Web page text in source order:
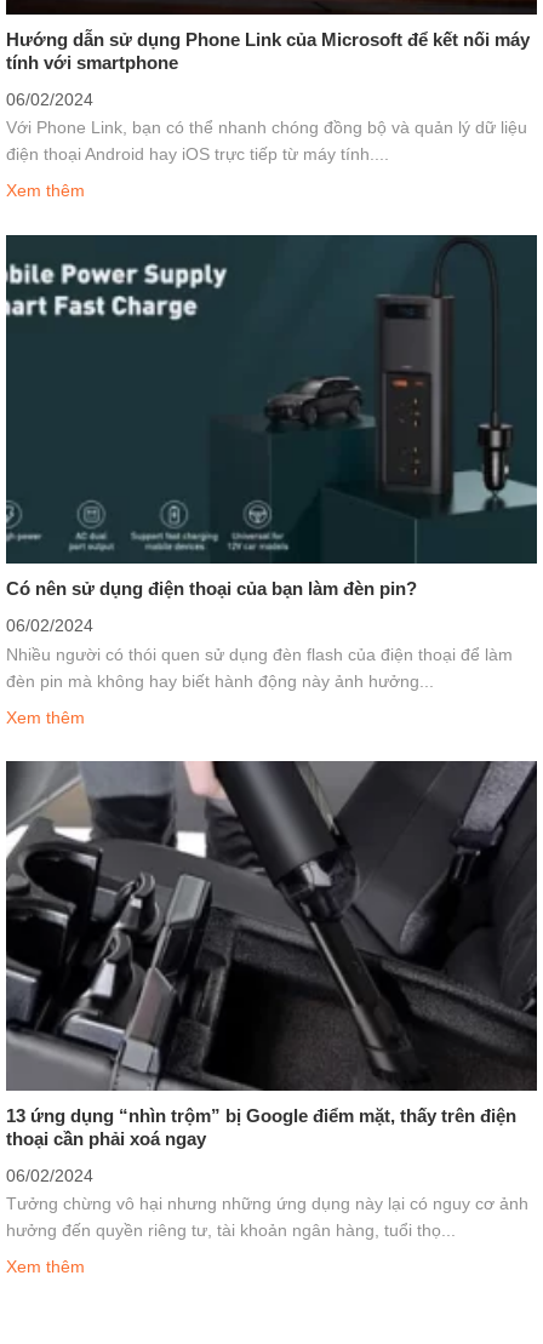
Hướng dẫn sử dụng Phone Link của Microsoft để kết nối máy
tính với smartphone
06/02/2024
Với Phone Link, bạn có thể nhanh chóng đồng bộ và quản lý dữ liệu
điện thoại Android hay iOS trực tiếp từ máy tính....
Xem thêm
Có nên sử dụng điện thoại của bạn làm đèn pin?
06/02/2024
Nhiều người có thói quen sử dụng đèn flash của điện thoại để làm
đèn pin mà không hay biết hành động này ảnh hưởng...
Xem thêm
13 ứng dụng “nhìn trộm” bị Google điểm mặt, thấy trên điện
thoại cần phải xoá ngay
06/02/2024
Tưởng chừng vô hại nhưng những ứng dụng này lại có nguy cơ ảnh
hưởng đến quyền riêng tư, tài khoản ngân hàng, tuổi thọ...
Xem thêm